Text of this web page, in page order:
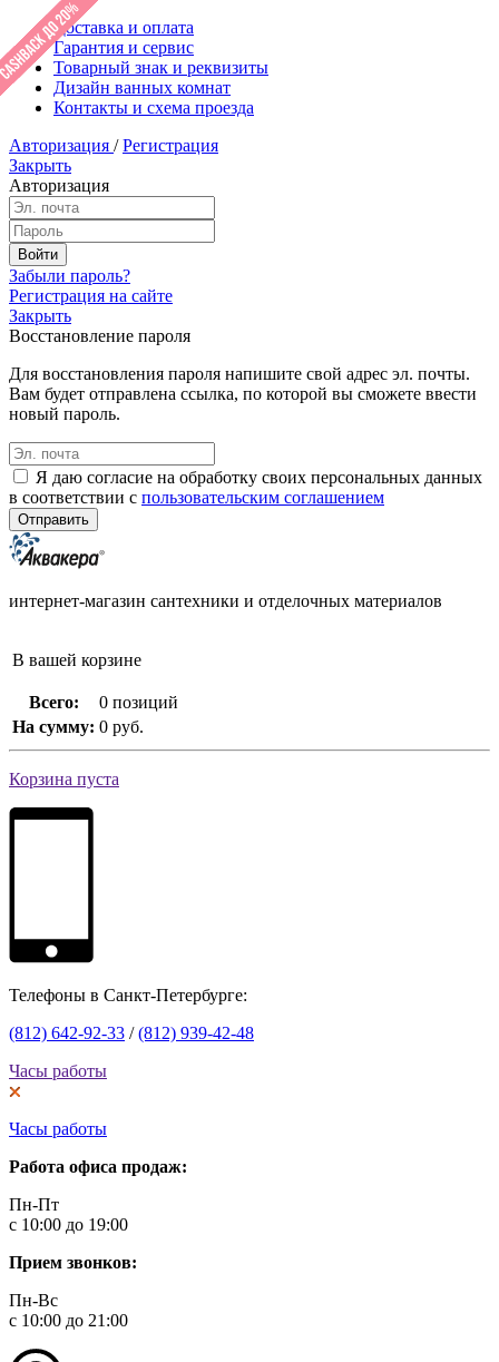
Доставка и оплата
Гарантия и сервис
Товарный знак и реквизиты
Дизайн ванных комнат
Контакты и схема проезда
Авторизация / Регистрация
Закрыть
Авторизация
Забыли пароль?
Регистрация на сайте
Закрыть
Восстановление пароля
Для восстановления пароля напишите свой адрес эл. почты.
Вам будет отправлена ссылка, по которой вы сможете ввести
новый пароль.
Я даю согласие на обработку своих персональных данных
в соответствии с пользовательским соглашением
интернет-магазин сантехники и отделочных материалов
В вашей корзине
Всего:
0 позиций
На сумму: 0 руб.
Корзина пуста
Телефоны в Санкт-Петербурге:
(812) 642-92-33 /(812) 939-42-48
Часы работы
Часы работы
Работа офиса продаж:
Пн-Пт
с 10:00 до 19:00
Прием звонков:
Пн-Вс
с 10:00 до 21:00